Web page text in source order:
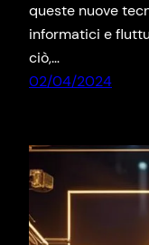
queste nuove
informatici e
ciò,…
02/04/2024